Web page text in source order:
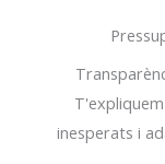
inesperats i